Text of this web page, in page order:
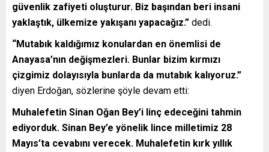
güvenlik zafiyeti oluşturur. Biz başından beri insani
yaklaştık, ülkemize yakışanı yapacağız.” dedi.
“Mutabık kaldığımız konulardan en önemlisi de
Anayasa’nın değişmezleri. Bunlar bizim kırmızı
çizgimiz dolayısıyla bunlarda da mutabık kalıyoruz.”
diyen Erdoğan, sözlerine şöyle devam etti:
Muhalefetin Sinan Oğan Bey’i linç edeceğini tahmin
ediyorduk. Sinan Bey’e yönelik lince milletimiz 28
Mayıs’ta cevabını verecek. Muhalefetin kırk yıllık